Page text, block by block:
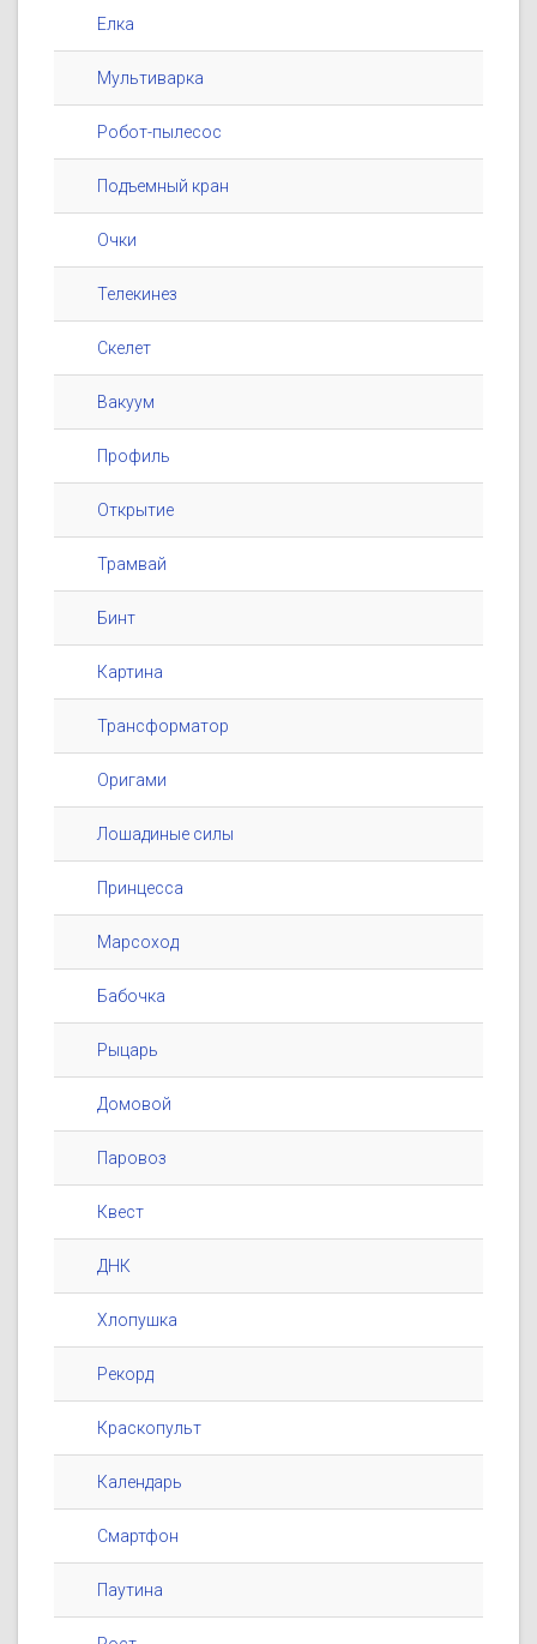
Елка
Мультиварка
Робот-пылесос
Подъемный кран
Очки
Телекинез
Скелет
Вакуум
Профиль
Открытие
Трамвай
Бинт
Картина
Трансформатор
Оригами
Лошадиные силы
Принцесса
Марсоход
Бабочка
Рыцарь
Домовой
Паровоз
Квест
ДНК
Хлопушка
Рекорд
Краскопульт
Календарь
Смартфон
Паутина